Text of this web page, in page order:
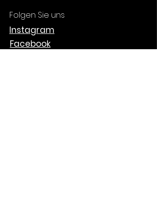
Folgen Sie uns
Instagram
Facebook